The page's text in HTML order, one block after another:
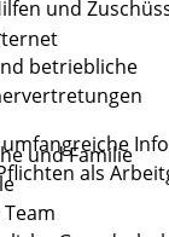
und Familie
und
betriebliche
als